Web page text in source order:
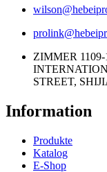
ZIMMER
STREET,
Information
Produkte
Katalog
E-Shop